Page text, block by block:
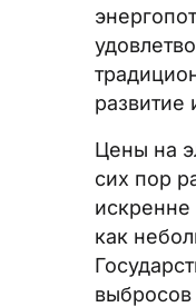
развитие
Цены на
сих пор
как